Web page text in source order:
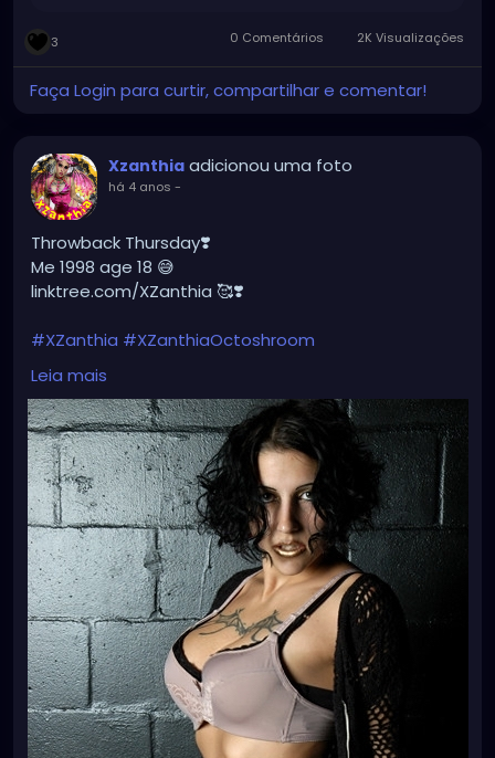
3 0 Comentários 2K Visualizações
Faça Login para curtir, compartilhar e comentar!
Xzanthia adicionou uma foto
há 4 anos -
Throwback Thursday❣️
Me 1998 age 18 😅
linktree.com/XZanthia 🥰❣️
#XZanthia #XZanthiaOctoshroom
#InnerFlameStudios
#metalgirl
#goth#gothic#gothgirl#alternative
Leia mais